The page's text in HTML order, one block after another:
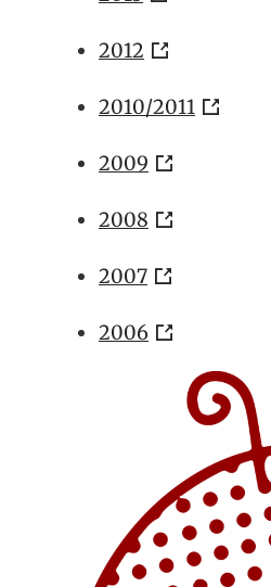
2012
2010/2011
2009
2008
2007
2006